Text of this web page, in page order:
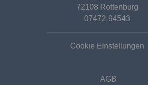
72108 Rottenburg
07472-94543
Cookie Einstellungen
AGB